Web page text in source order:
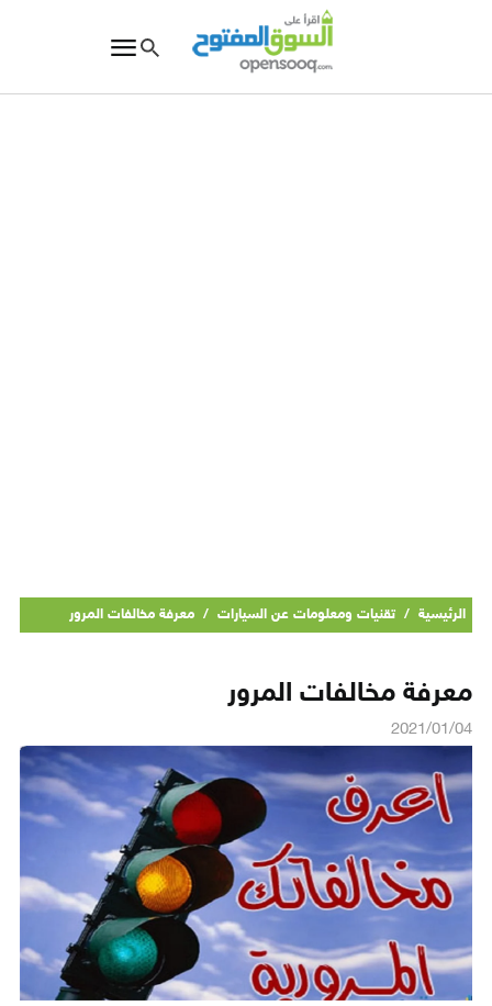
الرئيسية / تقنيات ومعلومات عن السيارات / معرفة مخالفات المرور
معرفة مخالفات المرور
2021/01/04